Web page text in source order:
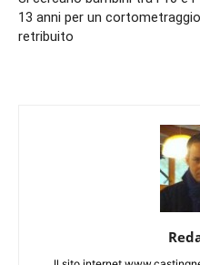
13 anni per un cortometraggio
retribuito